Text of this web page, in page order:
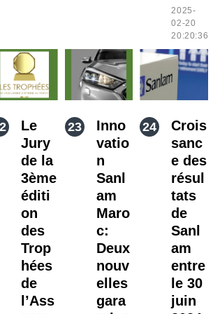
2025-
02-20
20:20:36
Le
Jury
de la
3ème
éditi
on
des
Trop
hées
de
l’Ass
Inno
vatio
n
Sanl
am
Maro
c:
Deux
nouv
elles
gara
Crois
sanc
e des
résul
tats
de
Sanl
am
entre
le 30
juin